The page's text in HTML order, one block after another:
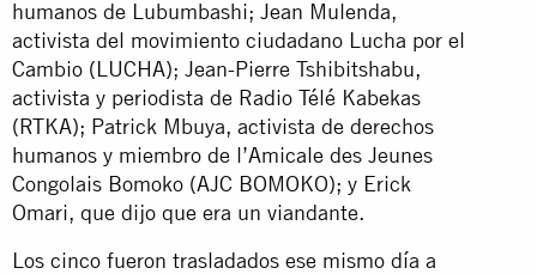
humanos de Lubumbashi; Jean Mulenda,
activista del movimiento ciudadano Lucha por el
Cambio (LUCHA); Jean-Pierre Tshibitshabu,
activista y periodista de Radio Télé Kabekas
(RTKA); Patrick Mbuya, activista de derechos
humanos y miembro de l’Amicale des Jeunes
Congolais Bomoko (AJC BOMOKO); y Erick
Omari, que dijo que era un viandante.
Los cinco fueron trasladados ese mismo día a